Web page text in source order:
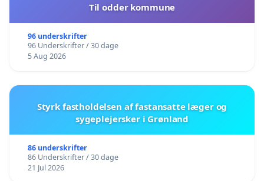
Til odder kommune
96 underskrifter
96 Underskrifter / 30 dage
5 Aug 2026
Styrk fastholdelsen af fastansatte læger og
sygeplejersker i Grønland
86 underskrifter
86 Underskrifter / 30 dage
21 Jul 2026